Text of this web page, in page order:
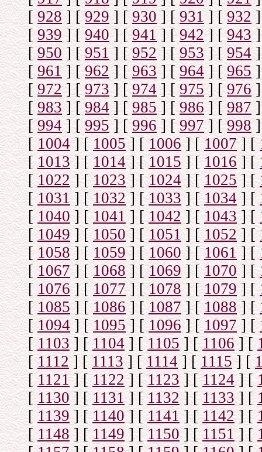
[928] [929] [930] [931] [932]
[939] [940] [941] [942] [943]
[950] [951] [952] [953] [954]
[961] [962] [963] [964] [965]
[972] [973] [974] [975] [976]
[983] [984] [985] [986] [987]
[994] [995] [996] [997] [998]
[1004] [1005] [1006] [1007] [
[1013] [1014] [1015] [1016] [
[1022] [1023] [1024] [1025] [
[1031] [1032] [1033 ] [1034] [
[1040] [1041] [1042] [1043] [
[1049] [1050] [1051] [1052] [
[1058] [1059] [1060] [1061] [
[1067] [1068] [1069] [1070] [
[1076] [1077] [1078] [1079] [
[1085] [1086] [1087] [1088] [
[1094] [1095] [1096 ] [1097] [
[1103] [1104] [1105] [1106] [
[1112] [1113] [1114] [1115] [
[1121] [1122] [1123] [1124] [
[1130] [1131] [1132] [1133] [
[1139] [1140] [1141] [1142] [
[1148] [1149] [1150] [1151] [